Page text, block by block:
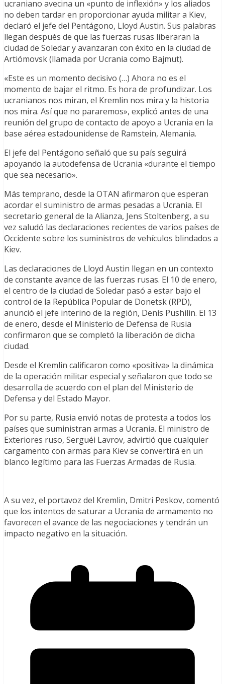
ucraniano avecina un «punto de inflexión» y los aliados
no deben tardar en proporcionar ayuda militar a Kiev,
declaró el jefe del Pentágono, Lloyd Austin. Sus palabras
llegan después de que las fuerzas rusas liberaran la
ciudad de Soledar y avanzaran con éxito en la ciudad de
Artiómovsk (llamada por Ucrania como Bajmut).
«Este es un momento decisivo (…) Ahora no es el
momento de bajar el ritmo. Es hora de profundizar. Los
ucranianos nos miran, el Kremlin nos mira y la historia
nos mira. Así que no pararemos», explicó antes de una
reunión del grupo de contacto de apoyo a Ucrania en la
base aérea estadounidense de Ramstein, Alemania.
El jefe del Pentágono señaló que su país seguirá
apoyando la autodefensa de Ucrania «durante el tiempo
que sea necesario».
Más temprano, desde la OTAN afirmaron que esperan
acordar el suministro de armas pesadas a Ucrania. El
secretario general de la Alianza, Jens Stoltenberg, a su
vez saludó las declaraciones recientes de varios países de
Occidente sobre los suministros de vehículos blindados a
Kiev.
Las declaraciones de Lloyd Austin llegan en un contexto
de constante avance de las fuerzas rusas. El 10 de enero,
el centro de la ciudad de Soledar pasó a estar bajo el
control de la República Popular de Donetsk (RPD),
anunció el jefe interino de la región, Denís Pushilin. El 13
de enero, desde el Ministerio de Defensa de Rusia
confirmaron que se completó la liberación de dicha
ciudad.
Desde el Kremlin calificaron como «positiva» la dinámica
de la operación militar especial y señalaron que todo se
desarrolla de acuerdo con el plan del Ministerio de
Defensa y del Estado Mayor.
Por su parte, Rusia envió notas de protesta a todos los
países que suministran armas a Ucrania. El ministro de
Exteriores ruso, Serguéi Lavrov, advirtió que cualquier
cargamento con armas para Kiev se convertirá en un
blanco legítimo para las Fuerzas Armadas de Rusia.
A su vez, el portavoz del Kremlin, Dmitri Peskov, comentó
que los intentos de saturar a Ucrania de armamento no
favorecen el avance de las negociaciones y tendrán un
impacto negativo en la situación.